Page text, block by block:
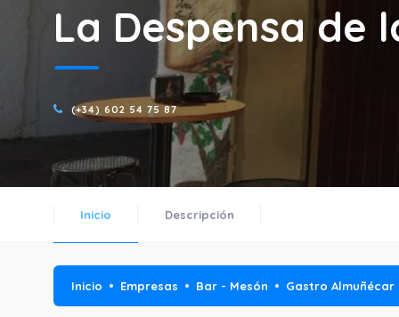
La Despensa de
(+34) 602 54 75 87
Inicio Descripción
Inicio Empresas Bar - Mesón Gastro Almuñécar